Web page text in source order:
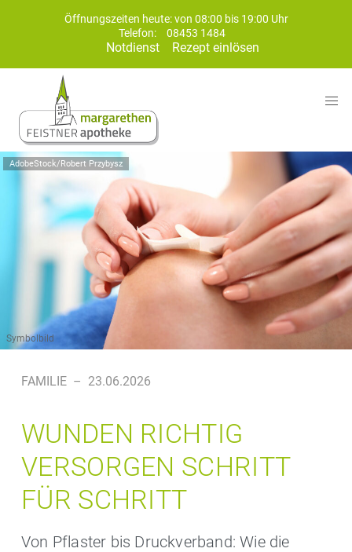
Öffnungszeiten heute: von 08:00 bis 19:00 Uhr
Telefon:
08453 1484
Notdienst Rezept einlösen
AdobeStock/Robert Przybysz
Symbolbild
FAMILIE – 23.06.2026
WUNDEN RICHTIG
VERSORGEN SCHRITT
FÜR SCHRITT
Von Pflaster bis Druckverband: Wie die